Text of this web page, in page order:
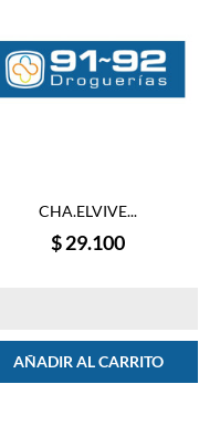
CHA.ELVIVE...
Precio
$ 29.100
AÑADIR AL CARRITO